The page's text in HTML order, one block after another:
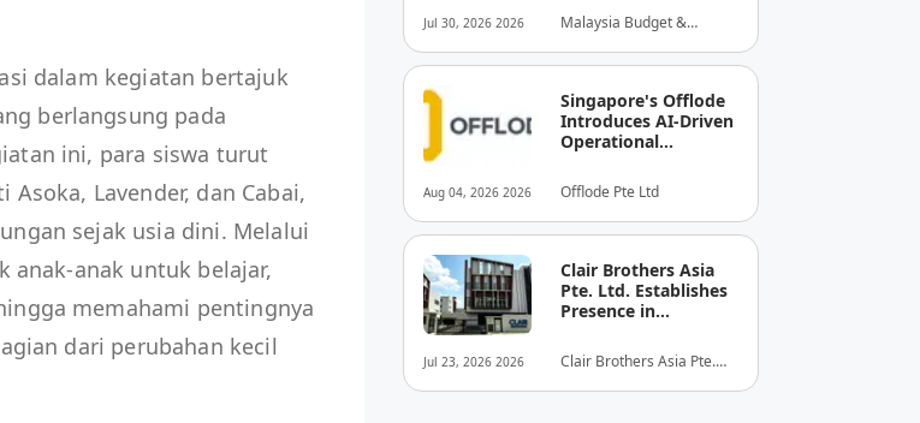
dalam kegiatan bertajuk
berlangsung pada
ini, para siswa turut
Lavender, dan Cabai,
sejak usia dini. Melalui
anak-anak untuk belajar,
memahami pentingnya
dari perubahan kecil
Jul 30, 2026 2026
PROTECTION
INITIATIVE FOR
HOSPITALITY AND
TOURISM
Malaysia Budget &
Association (MyBHA)
Aug 04, 2026 2026
Singapore's Offlode
Introduces AI-Driven
Operational
Support Malaysian
Business Growth
Offlode Pte Ltd
Jul 23, 2026 2026
Clair Brothers Asia
Pte. Ltd. Establishes
Presence in
Launches New Asia
Series Professional
Audio Lineup
Clair Brothers Asia Pte.